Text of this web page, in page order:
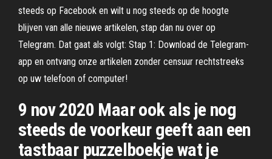
steeds op Facebook en wilt u nog steeds op de hoogte
blijven van alle nieuwe artikelen, stap dan nu over op
Telegram. Dat gaat als volgt: Stap 1: Download de Telegram-
app en ontvang onze artikelen zonder censuur rechtstreeks
op uw telefoon of computer!
9 nov 2020 Maar ook als je nog
steeds de voorkeur geeft aan een
tastbaar puzzelboekje wat je